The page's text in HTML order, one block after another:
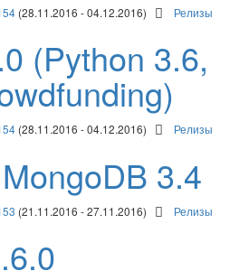
(28.11.2016 - 04.12.2016) Релизы
(Python 3.6,
(28.11.2016 - 04.12.2016) Релизы
3.4
(21.11.2016 - 27.11.2016) Релизы